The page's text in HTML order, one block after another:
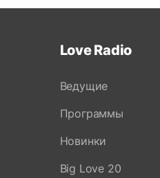
Love Radio
Ведущие
Программы
Новинки
Big Love 20